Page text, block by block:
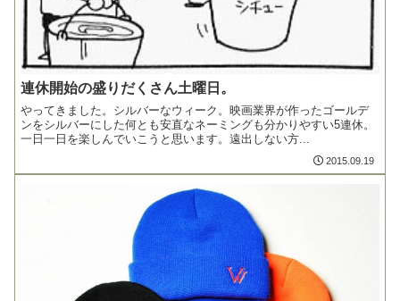
連休開始の盛りだくさん土曜日。
やってきました。シルバーなウィーク。映画業界が作ったゴールデ
ンをシルバーにした何とも安直なネーミングも分かりやすい5連休。
一日一日を楽しんでいこうと思います。遠出しない方...
2015.09.19